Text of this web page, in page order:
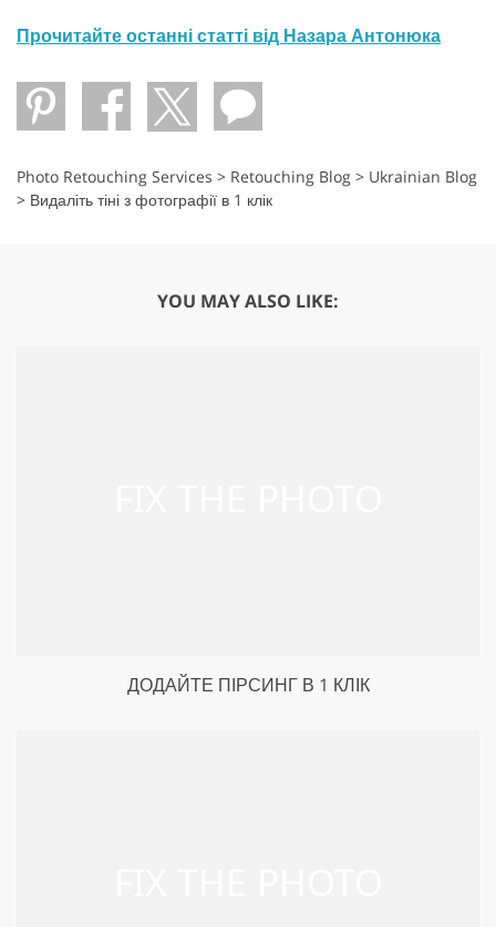
Прочитайте останні статті від Назара Антонюка
Photo Retouching Services > Retouching Blog > Ukrainian Blog
> Видаліть тіні з фотографії в 1 клік
YOU MAY ALSO LIKE:
ДОДАЙТЕ ПІРСИНГ В 1 КЛІК